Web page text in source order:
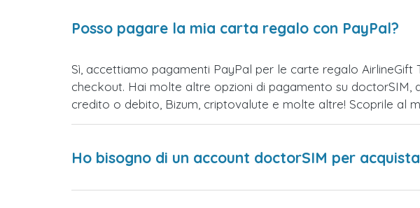
Posso pagare la mia carta regalo con PayPal?
Sì, accettiamo pagamenti PayPal per le carte regalo
checkout. Hai molte altre opzioni di pagamento su
credito o debito, Bizum, criptovalute e molte altre! Scoprile al
Ho bisogno di un account doctorSIM per